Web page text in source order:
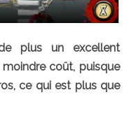
plus un excellent
coût, puisque
ce qui est plus que